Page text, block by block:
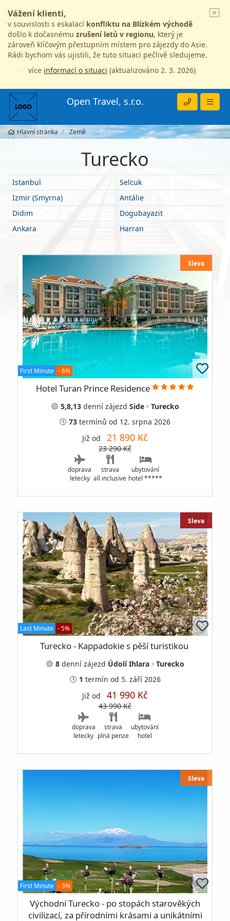
Vážení klienti,
v souvislosti s eskalací konfliktu na Blízkém východě
došlo k dočasnému zrušení letů v regionu, který je
zároveň klíčovým přestupním místem pro zájezdy do Asie.
Rádi bychom vás ujistili, že tuto situaci pečlivě sledujeme.
více informací o situaci (aktualizováno 2. 3. 2026)
Open Travel, s.r.o.
Hlavní stránka Země
Turecko
Istanbul
Izmir (Smyrna)
Didim
Ankara
Selcuk
Antálie
Dogubayazit
Harran
Sleva
First Minute - 6%
Hotel Turan Prince Residence
5,8,13dennízájezd Side
Turecko
73 termínů od 12. srpna 2026
Již od 21 890 Kč
23 290 Kč
doprava
letecky
strava
all inclusive
ubytování
hotel *****
Sleva
Last Minute - 5%
Turecko - Kappadokie s pěší turistikou
8dennízájezd Údolí Ihlara
Turecko
1 termín od 5. září 2026
Již od 41 990 Kč
43 990 Kč
doprava
letecky
strava
plná penze
ubytování
hotel
Sleva
First Minute - 3%
Východní Turecko - po stopách starověkých
civilizací, za přírodními krásami a unikátními